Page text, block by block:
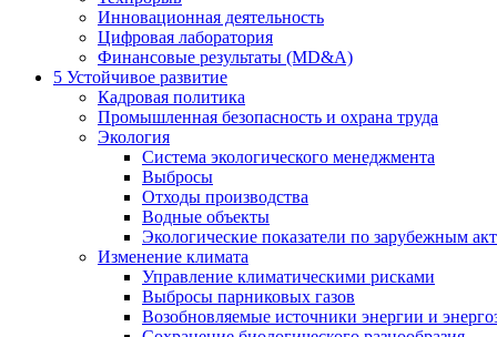
Инновационная деятельность
Цифровая лаборатория
Финансовые результаты (MD&A)
5 Устойчивое развитие
Кадровая политика
Промышленная безопасность и охрана труда
Экология
Система экологического менеджмента
Выбросы
Отходы производства
Водные объекты
Экологические показатели по зарубежным
Изменение климата
Управление климатическими рисками
Выбросы парниковых газов
Возобновляемые источники энергии и